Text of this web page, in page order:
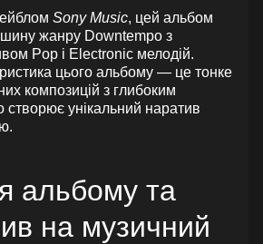
Sony Music, цей альбом
жанру Downtempo з
Pop і Electronic мелодій.
цього альбому — це тонке
композицій з глибоким
унікальний наратив
альбому та
на музичний